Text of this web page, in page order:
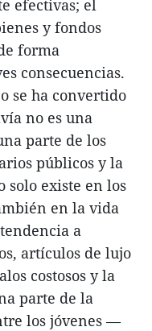
efectivas; el
y fondos
forma
consecuencias.
se ha convertido
no es una
parte de los
públicos y la
solo existe en los
en la vida
a
artículos de lujo
costosos y la
parte de la
los jóvenes —